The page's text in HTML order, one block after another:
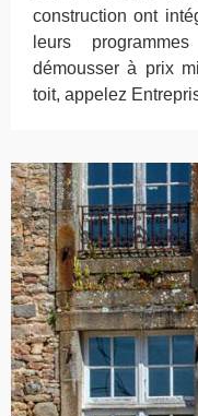
construction ont
leurs
démousser à prix
toit, appelez